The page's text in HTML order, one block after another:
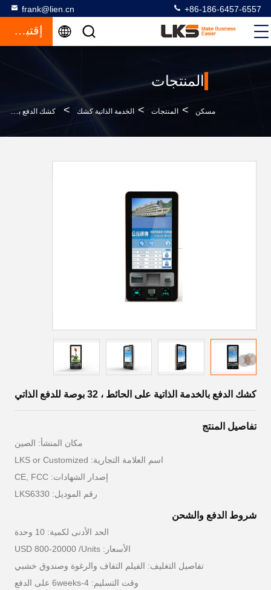
frank@lien.cn +86-186-6457-6557
إقتباس
المنتجات
مسكن > المنتجات > الخدمة الذاتية كشك > كشك الدفع بالخدمة الذاتية على الحائط ، 32 بوصة للدفع الذاتي
كشك الدفع بالخدمة الذاتية على الحائط ، 32 بوصة للدفع الذاتي
تفاصيل المنتج
مكان المنشأ: الصين
اسم العلامة التجارية: LKS or Customized
إصدار الشهادات: CE, FCC
رقم الموديل: LKS6330
شروط الدفع والشحن
الحد الأدنى لكمية: 10 وحدة
الأسعار: USD 800-20000 /Units
تفاصيل التغليف: الفيلم التفاف والرغوة وصندوق خشبي
وقت التسليم: 4-6weeks على الدفع